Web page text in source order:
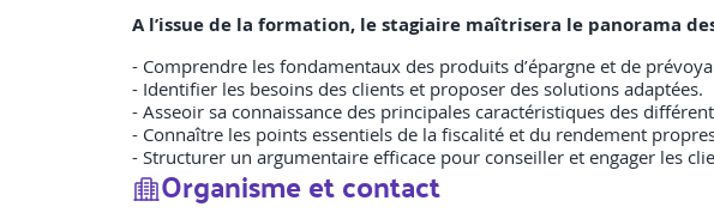
A l’issue de la formation, le stagiaire maîtrisera le panorama
- Comprendre les fondamentaux des produits d’épargne et de
- Identifier les besoins des clients et proposer des solutions adaptées.
- Asseoir sa connaissance des principales caractéristiques des
- Connaître les points essentiels de la fiscalité et du rendement
- Structurer un argumentaire efficace pour conseiller et engager les
Organisme et contact